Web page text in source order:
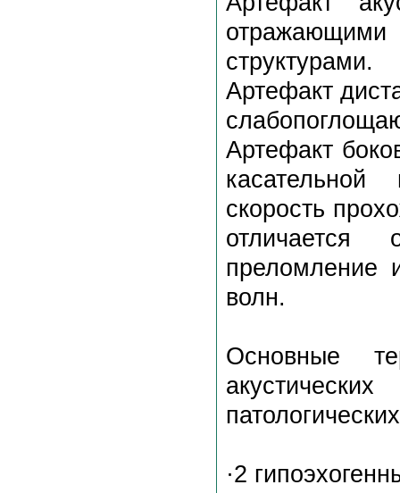
структурами.
Артефакт
Артефакт
скорость
отличается
преломление
волн.
Основные
·2